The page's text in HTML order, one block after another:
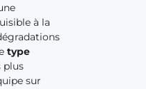
à la
type
plus
sur